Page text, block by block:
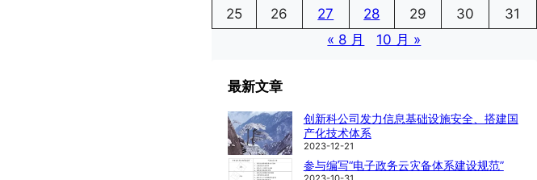
25
26 27 28 29 30
31
« 8 月
10 月 »
最新文章
创新科公司发力信息基础设施安全、搭建国
产化技术体系
2023-12-21
参与编写“电子政务云灾备体系建设规范”